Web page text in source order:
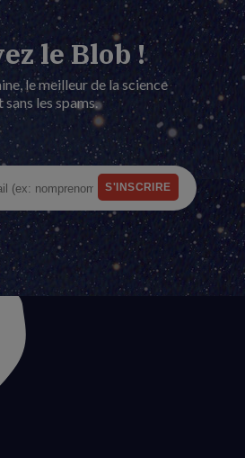
le Blob !
le meilleur de la science
sans les spams.